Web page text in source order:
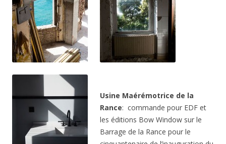
Usine Maérémotrice de la
Rance: commande pour EDF et
les éditions Bow Window sur le
Barrage de la Rance pour le